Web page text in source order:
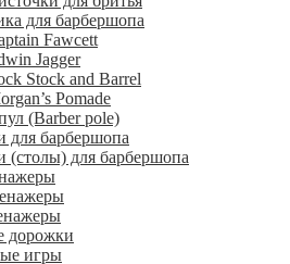
для барбершопа
Fawcett
Jagger
Stock and Barrel
Pomade
(Barber pole)
для барбершопа
(столы) для барбершопа
дорожки
игры